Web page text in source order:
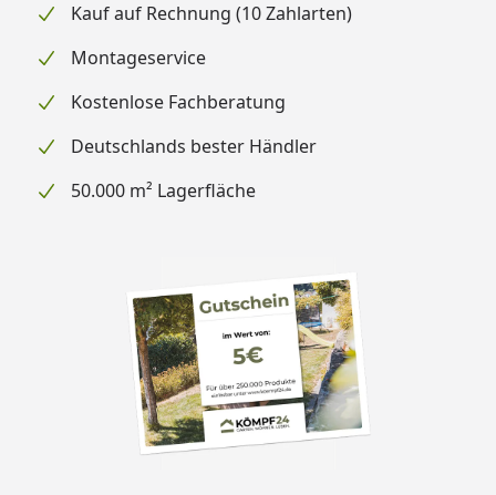
Kauf auf Rechnung (10 Zahlarten)
Montageservice
Kostenlose Fachberatung
Deutschlands bester Händler
50.000 m² Lagerfläche